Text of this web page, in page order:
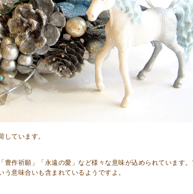
しています。
豊作祈願」「永遠の愛」など様々な意味が込められています
意味合いも含まれているようですよ。